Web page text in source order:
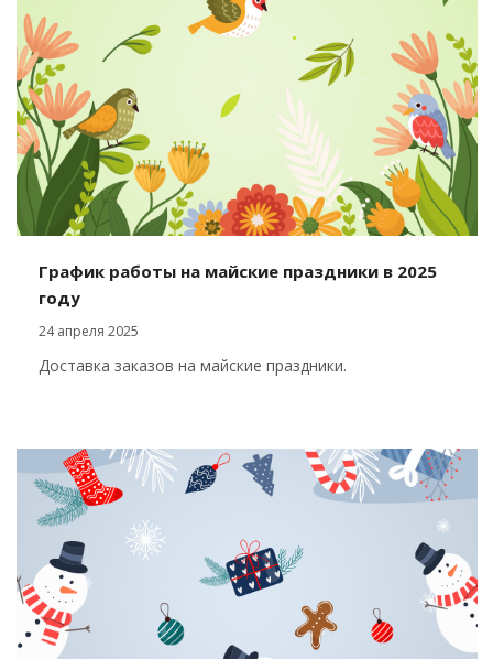
График работы на майские праздники в 2025
году
24 апреля 2025
Доставка заказов на майские праздники.